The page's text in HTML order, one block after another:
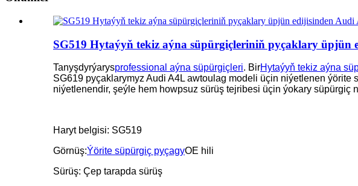
SG519 Hytaýyň tekiz aýna süpürgiçleriniň pyçaklary
Tanyşdyrýarysprofessional aýna süpürgiçleri. BirHytaýyň tekiz aýna
SG619 pyçaklarymyz Audi A4L awtoulag modeli üçin niýetlenen
niýetlenendir, şeýle hem howpsuz sürüş tejribesi üçin ýokary süpürgiç
Haryt belgisi: SG519
Görnüş:Ýörite süpürgiç pyçagyOE hili
Sürüş: Çep tarapda sürüş